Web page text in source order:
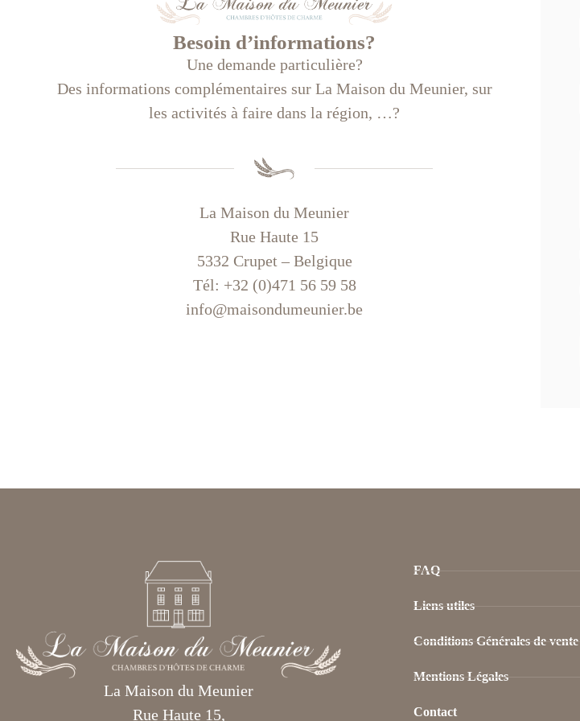
Besoin d’informations?
Une demande particulière?
Des informations complémentaires sur La Maison du Meunier, sur
les activités à faire dans la région, …?
La Maison du Meunier
Rue Haute 15
5332 Crupet – Belgique
Tél: +32 (0)471 56 59 58
info@maisondumeunier.be
La Maison du Meunier
Rue Haute 15,
FAQ
Liens utiles
Conditions Générales de vente
Mentions Légales
Contact